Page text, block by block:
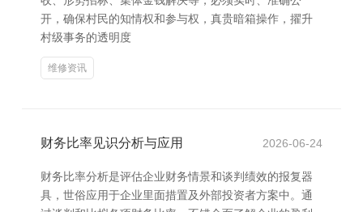
开，确保村民的知情权和参与权，真贵暗箱操作，擢升
村级事务的透明度
维修资讯
财务比率见识分析与应用 2026-06-24
财务比率分析是评估企业财务情景和谈判绩效的报复器
具，世俗应用于企业里面措置及外部投资者方案中。通